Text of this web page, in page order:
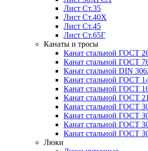
Лист Ст.35
Лист Ст.40Х
Лист Ст.45
Лист Ст.65Г
Канаты и тросы
Канат стальной ГОСТ
Канат стальной ГОСТ
Канат стальной DIN
Канат стальной ГОСТ
Канат стальной ГОСТ
Канат стальной ГОСТ
Канат стальной ГОСТ
Канат стальной ГОСТ
Канат стальной ГОСТ
Канат стальной ГОСТ
Люки